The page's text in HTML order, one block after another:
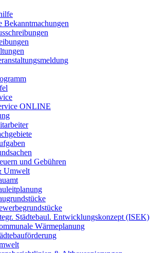
Bekanntmachungen
ONLINE
und Gebühren
Umwelt
Städtebaul. Entwicklungskonzept (ISEK)
Wärmeplanung